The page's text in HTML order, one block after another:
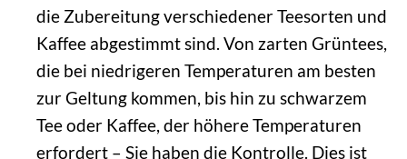
die Zubereitung verschiedener Teesorten und
Kaffee abgestimmt sind. Von zarten Grüntees,
die bei niedrigeren Temperaturen am besten
zur Geltung kommen, bis hin zu schwarzem
Tee oder Kaffee, der höhere Temperaturen
erfordert – Sie haben die Kontrolle. Dies ist